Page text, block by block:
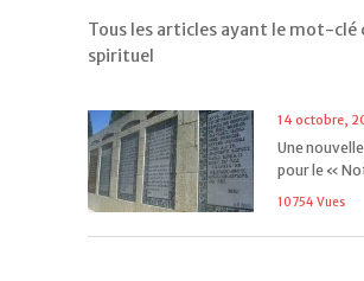
Tous les articles ayant le mot-clé
spirituel
14 octobre,
Une
pour le «
10754 Vues